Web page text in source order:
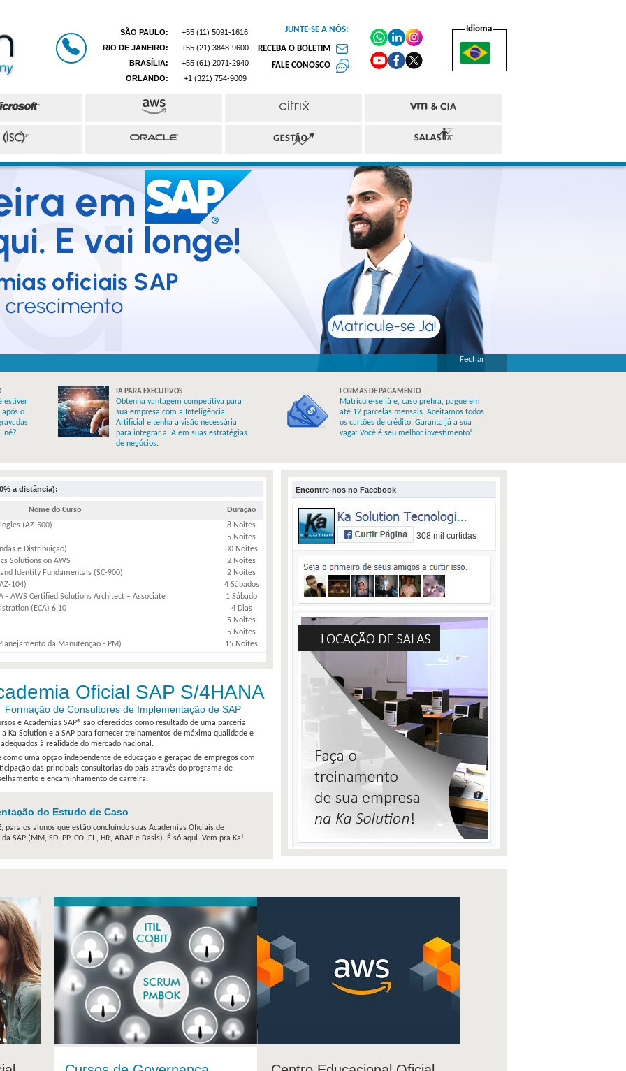
SÃO PAULO:
+55 (11) 5091-1616
RIO DE JANEIRO:
+55 (21) 3848-9600
BRASÍLIA:
+55 (61) 2071-2940
ORLANDO:
+1 (321) 754-9009
JUNTE-SE A NÓS:
RECEBA O BOLETIM
FALE CONOSCO
Idioma
Fechar
estiver
o
né?
IA PARA EXECUTIVOS
Obtenha vantagem competitiva para
sua empresa com a Inteligência
Artificial e tenha a visão necessária
para integrar a IA em suas estratégias
de negócios.
FORMAS DE PAGAMENTO
Matricule-se já e, caso prefira, pague em
até 12 parcelas mensais. Aceitamos todos
os cartões de crédito. Garanta já a sua
vaga: Você é seu melhor investimento!
a distância):
Nome do Curso
Duração
(AZ-500)
8 Noites
5 Noites
e Distribuição)
30 Noites
Solutions on AWS
2 Noites
Identity Fundamentals (SC-900)
2 Noites
104)
4 Sábados
- AWS Certified Solutions Architect – Associate
1 Sábado
(ECA) 6.10
4 Dias
5 Noites
5 Noites
da Manutenção - PM)
15 Noites
de Materiais)
30 Noites
ABAP e Desenvolvimento Fiori
e SAP S/4HANA - Módulo MM
5 Noites
SAP Integration Suite e Clean Core
5 Noites
5 Noites
on Microsoft Azure (DP-300)
Core Infrastructure (AZ-800)
Azure Networking Solutions (AZ-700)
5 Noites
Solutions (AZ-305)
máquina e soluções de IA generativa (AI-300)
Security Professional
5 Dias
10 Noites
10 Noites
Architect Design Solutions
5 Dias
Administration (2402 LTSR) (CVAD-301)
5 Dias
5 Manhãs
1 Manhã
SageMaker
2 Noites
5 Manhãs
Oficial SAP S/4HANA
Formação de Consultores de Implementação de SAP
e Academias SAP® são oferecidos como resultado de uma parceria
Ka Solution e a SAP para fornecer treinamentos de máxima qualidade e
à realidade do mercado nacional.
como uma opção independente de educação e geração de empregos com
das principais consultorias do país através do programa de
e encaminhamento de carreira.
do Estudo de Caso
, para os alunos que estão concluindo suas Academias Oficiais de
SAP (MM, SD, PP, CO, FI , HR, ABAP e Basis). É só aqui. Vem pra Ka!
Encontre-nos no Facebook
308 mil curtidas